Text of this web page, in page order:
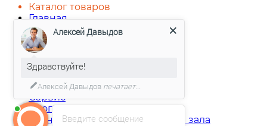
Каталог товаров
Главная
Каталог
О компании
Доставка и оплата
Рассрочка
Гарантия
Контакты
Сервис
Блог
Тренажеры для фитнес клуба и зала
Введите сообщение
Алексей Давыдов
Здравствуйте!
Алексей Давыдов печатает...